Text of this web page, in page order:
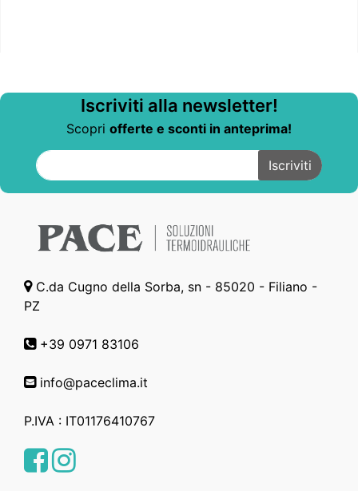
Iscriviti alla newsletter!
Scopri offerte e sconti in anteprima!
C.da Cugno della Sorba, sn - 85020 - Filiano -
PZ
+39 0971 83106
info@paceclima.it
P.IVA : IT01176410767
Facebook
Instagram